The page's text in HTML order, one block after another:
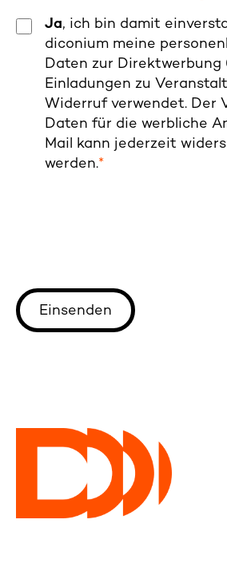
Ja, ich bin damit
diconium meine
Daten zur Direktwerbung
Einladungen zu
Widerruf verwendet. Der
Daten für die werbliche
Mail kann jederzeit
werden.*